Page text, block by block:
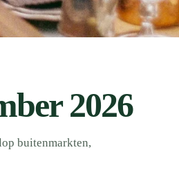
2026
buitenmarkten,